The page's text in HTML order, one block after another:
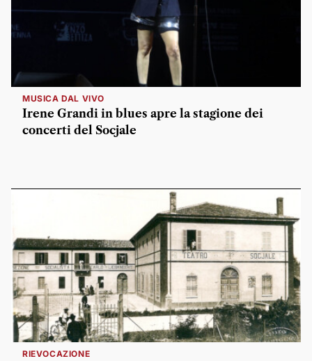
MUSICA DAL VIVO
Irene Grandi in blues apre la stagione dei
concerti del Socjale
RIEVOCAZIONE